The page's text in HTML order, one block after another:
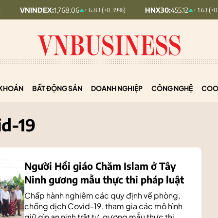
1,768.06 + 6.83 (+0.39%) HNX30:455.12 + 1.63 (+0.36%)
BẤT ĐỘNG SẢN DOANH NGHIỆP CÔNG NGHỆ
19
Người Hồi giáo Chăm Islam ở Tây
Ninh gương mẫu thực thi pháp luật
Chấp hành nghiêm các quy định về phòng,
chống dịch Covid-19, tham gia các mô hình